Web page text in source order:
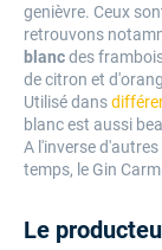
genièvre. Ceux
retrouvons
blancdes
de citron et
Utilisé dans
blanc est aussi
A l'inverse
temps, le Gin
Le